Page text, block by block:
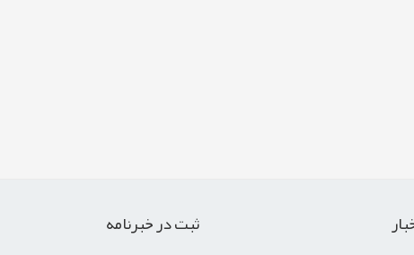
ثبت در خبرنامه